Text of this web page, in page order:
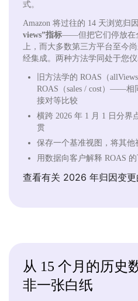
式。
Amazon 将过往的 14 天浏览归
views”指标——但把它们停放在
上，而大多数第三方平台至今
经集成。两种方法学同处于您仪
旧方法学的 ROAS（
ROAS（sales / cost）——相
接对等比较
横跨 2026 年 1 月 1 日分界
贯
保存一个基准视图，将其他
用数据向客户解释 ROAS
查看有关 2026 年归因变
从 15 个月的历
非一张白纸